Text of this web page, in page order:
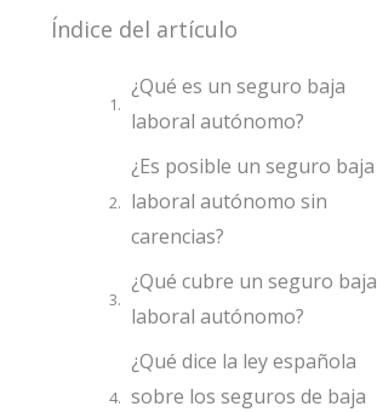
Índice del artículo
¿Qué es un seguro baja
laboral autónomo?
¿Es posible un seguro baja
laboral autónomo sin
carencias?
¿Qué cubre un seguro baja
laboral autónomo?
¿Qué dice la ley española
sobre los seguros de baja